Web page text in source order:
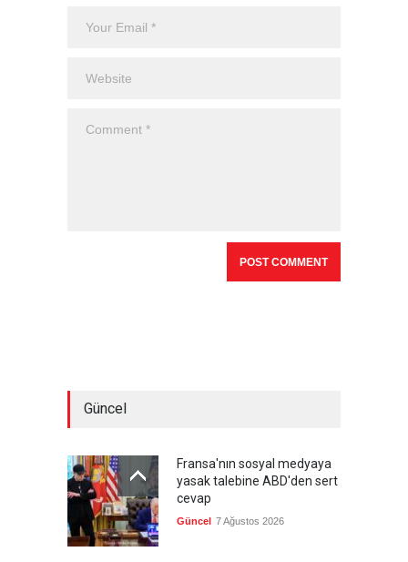
Güncel
Fransa'nın sosyal medyaya
yasak talebine ABD'den sert
cevap
Güncel 7 Ağustos 2026